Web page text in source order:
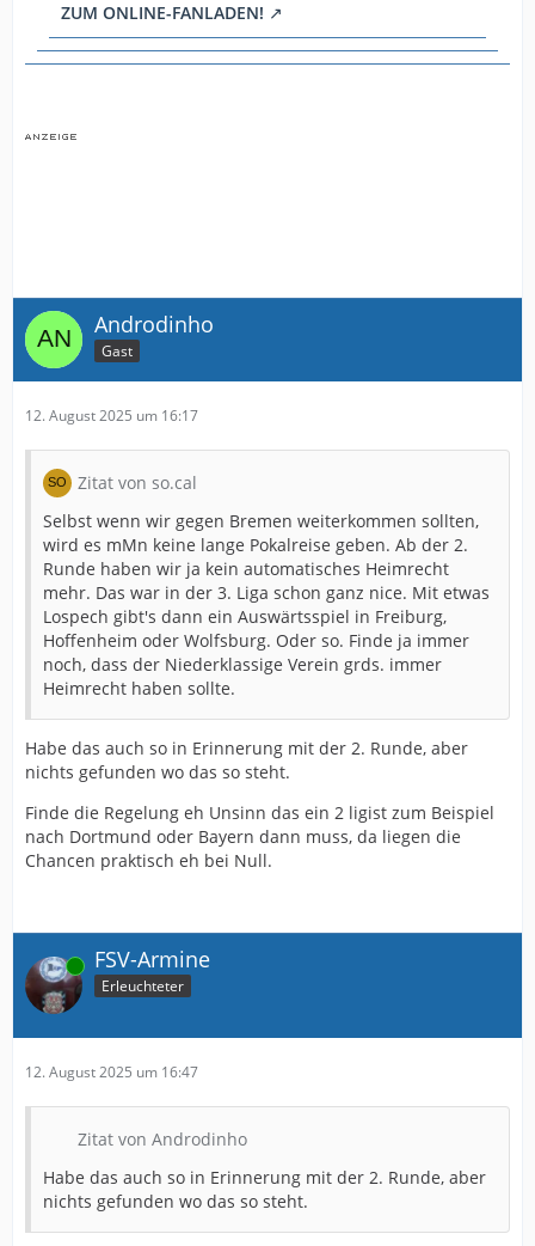
ZUM ONLINE-FANLADEN!
Androdinho
Gast
12. August 2025 um 16:17
Zitat von so.cal
Selbst wenn wir gegen Bremen weiterkommen sollten,
wird es mMn keine lange Pokalreise geben. Ab der 2.
Runde haben wir ja kein automatisches Heimrecht
mehr. Das war in der 3. Liga schon ganz nice. Mit etwas
Lospech gibt's dann ein Auswärtsspiel in Freiburg,
Hoffenheim oder Wolfsburg. Oder so. Finde ja immer
noch, dass der Niederklassige Verein grds. immer
Heimrecht haben sollte.
Habe das auch so in Erinnerung mit der 2. Runde, aber
nichts gefunden wo das so steht.
Finde die Regelung eh Unsinn das ein 2 ligist zum Beispiel
nach Dortmund oder Bayern dann muss, da liegen die
Chancen praktisch eh bei Null.
Online FSV-Armine
Erleuchteter
12. August 2025 um 16:47
Zitat von Androdinho
Habe das auch so in Erinnerung mit der 2. Runde, aber
nichts gefunden wo das so steht.